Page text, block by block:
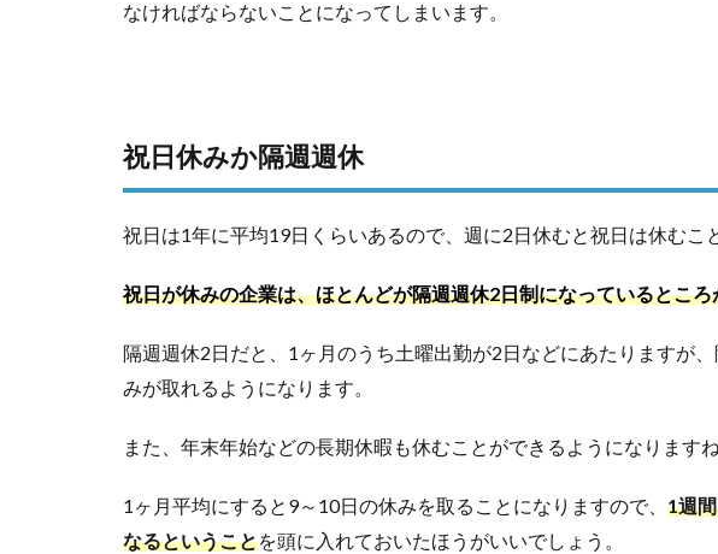
なければならないことになってしまいます。
祝日休みか隔週週休
祝日は1年に平均19日くらいあるので、週に2日休むと祝日は休むこ
祝日が休みの企業は、ほとんどが隔週週休2日制になっているとこ
隔週週休2日だと、1ヶ月のうち土曜出勤が2日などにあたりますが
みが取れるようになります。
また、年末年始などの長期休暇も休むことができるようになりますね
1ヶ月平均にすると9～10日の休みを取ることになりますので、 1週
なるということを頭に入れておいたほうがいいでしょう。